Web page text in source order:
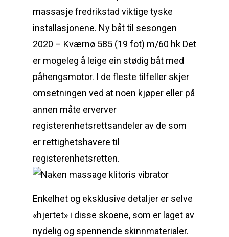
massasje fredrikstad viktige tyske
installasjonene. Ny båt til sesongen
2020 – Kværnø 585 (19 fot) m/60 hk Det
er mogeleg å leige ein stødig båt med
påhengsmotor. I de fleste tilfeller skjer
omsetningen ved at noen kjøper eller på
annen måte erverver
registerenhetsrettsandeler av de som
er rettighetshavere til
registerenhetsretten.
Enkelhet og eksklusive detaljer er selve
«hjertet» i disse skoene, som er laget av
nydelig og spennende skinnmaterialer.